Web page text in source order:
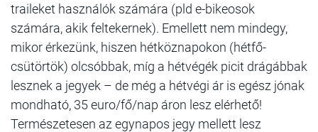
traileket használók számára (pld e-bikeosok
számára, akik feltekernek). Emellett nem mindegy,
mikor érkezünk, hiszen hétköznapokon (hétfő-
csütörtök) olcsóbbak, míg a hétvégék picit drágábbak
lesznek a jegyek – de még a hétvégi ár is egész jónak
mondható, 35 euro/fő/nap áron lesz elérhető!
Természetesen az egynapos jegy mellett lesz